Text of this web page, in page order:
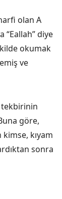
olan A
“Eallah” diye
okumak
ve
tekbirinin
göre,
kıyam
sonra